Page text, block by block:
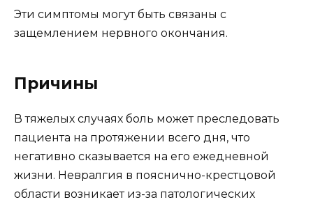
Эти симптомы могут быть связаны с
защемлением нервного окончания.
Причины
В тяжелых случаях боль может преследовать
пациента на протяжении всего дня, что
негативно сказывается на его ежедневной
жизни. Невралгия в пояснично-крестцовой
области возникает из-за патологических